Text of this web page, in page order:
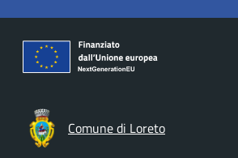
Comune di Loreto